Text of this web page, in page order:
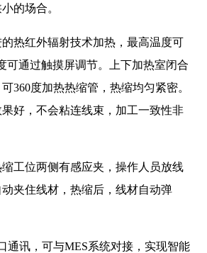
的场合。
热红外辐射技术加热，最高温度可
可通过触摸屏调节。上下加热室闭合
360度加热热缩管，热缩均匀紧密。
好，不会粘连线束，加工一致性非
工位两侧有感应夹，操作人员放线
夹住线材，热缩后，线材自动弹
通讯，可与MES系统对接，实现智能